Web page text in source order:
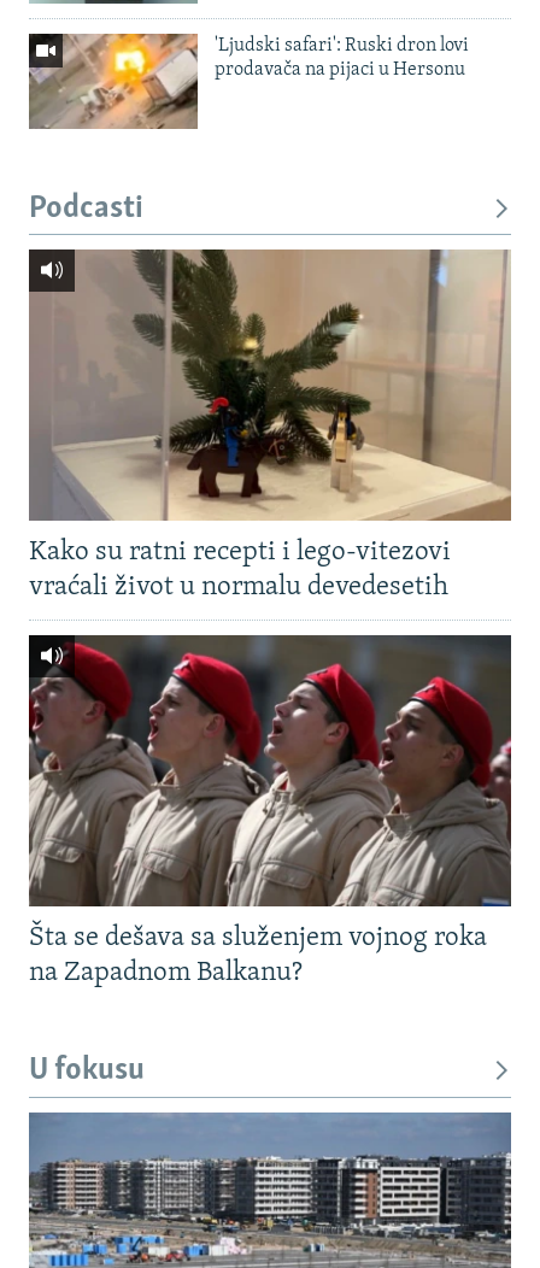
'Ljudski safari': Ruski dron lovi
prodavača na pijaci u Hersonu
Podcasti
Kako su ratni recepti i lego-vitezovi
vraćali život u normalu devedesetih
Šta se dešava sa služenjem vojnog roka
na Zapadnom Balkanu?
U fokusu